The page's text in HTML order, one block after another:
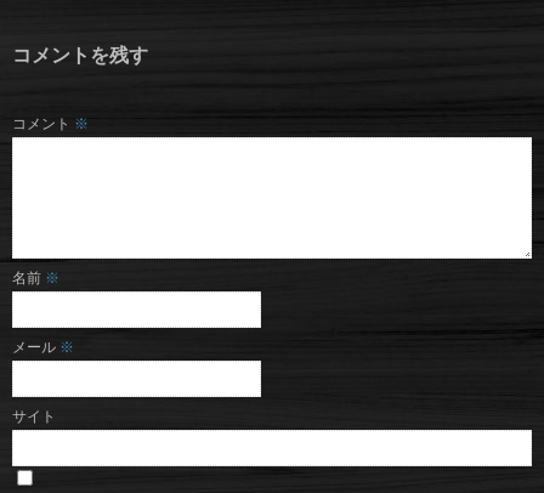
コメントを残す
コメント ※
名前 ※
メール ※
サイト